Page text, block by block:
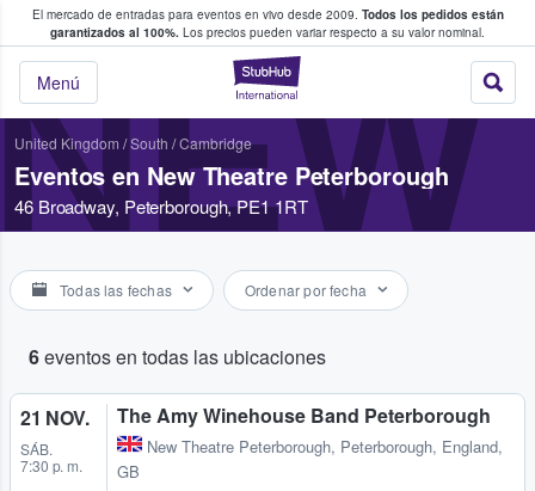
El mercado de entradas para eventos en vivo desde 2009. Todos los pedidos están
garantizados al 100%. Los precios pueden variar respecto a su valor nominal.
StubHub:
Menú
y venta de entradas entre fans
United Kingdom /South /Cambridge
Eventos en New Theatre Peterborough
46 Broadway, Peterborough, PE1 1RT
Todas las fechas Ordenar por fecha
6eventos en todas las ubicaciones
21 NOV.
SÁB.
7:30 p. m.
The Amy Winehouse Band Peterborough
New Theatre Peterborough, Peterborough, England,
GB